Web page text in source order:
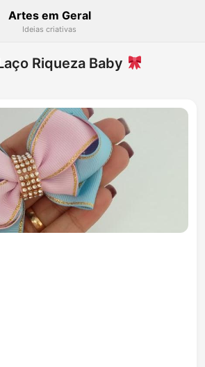
Artes em Geral
Ideias criativas
Riqueza Baby